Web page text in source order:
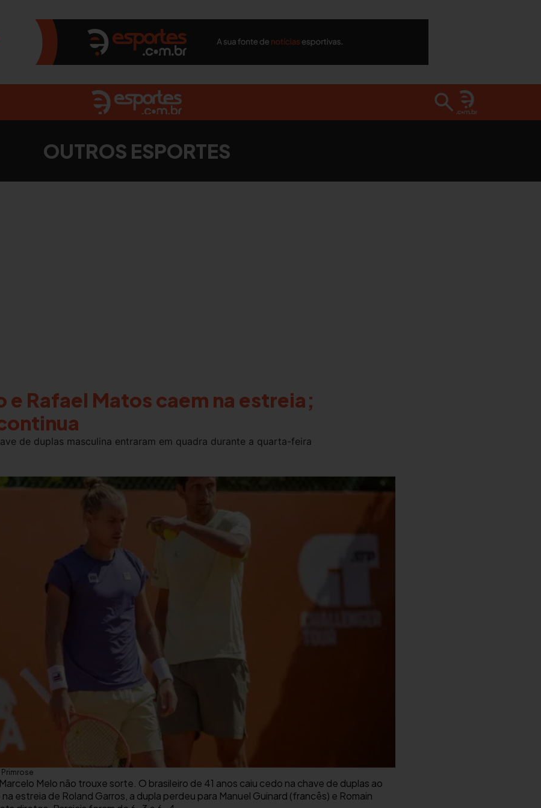
OUTROS ESPORTES
e Rafael Matos caem na estreia;
de duplas masculina entraram em quadra durante a quarta-feira
Melo não trouxe sorte. O brasileiro de 41 anos caiu cedo na chave de duplas ao
estreia de Roland Garros, a dupla perdeu para Manuel Guinard (francês) e Romain